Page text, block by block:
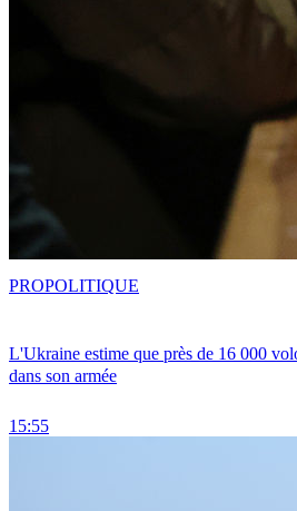
L'Ukraine estime que près de 16 000
dans son armée
15:55
PROPOLITIQUE